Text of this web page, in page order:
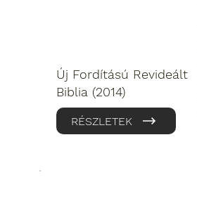
Új Fordítású Revideált
Biblia (2014)
RÉSZLETEK